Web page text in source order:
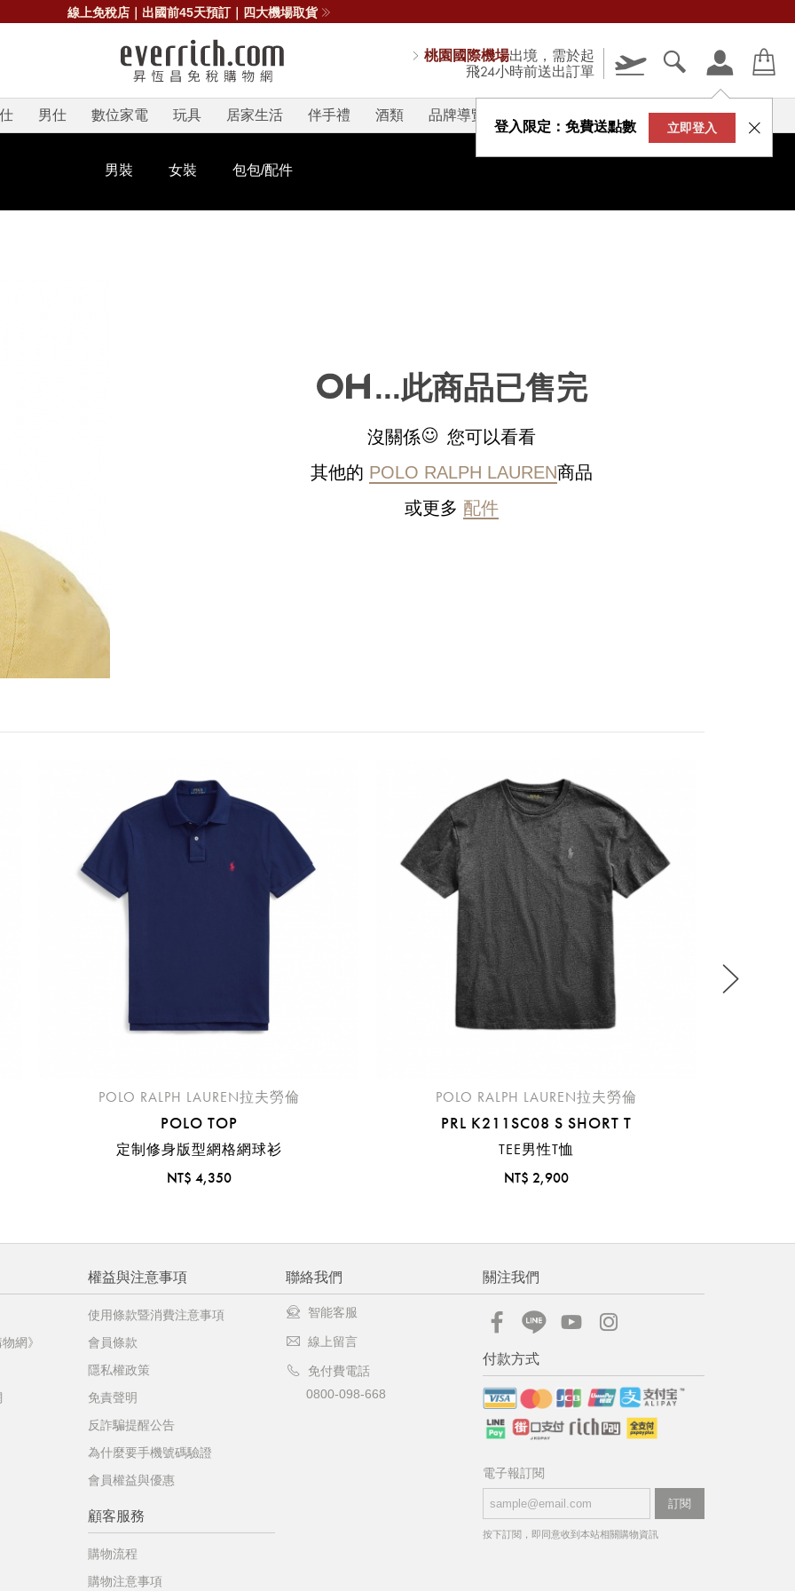
線上免稅店｜出國前45天預訂｜四大機場取貨
桃園國際機場出境，需於起
飛24小時前送出訂單
登入限定：免費送點數 立即登入
男仕 數位家電 玩具 居家生活 伴手禮 酒類 品牌導覽 V-STORY
男裝 女裝 包包/配件
桃園國際機場(TPE)
臺北松山機場(TSA)
臺中國際機場(RMQ)
高雄國際機場(KHH)
...此商品已售完
沒關係
您可以看看
其他的 POLO RALPH LAUREN商品
或更多 配件
POLO RALPH LAUREN拉夫勞倫
POLO TOP
定制修身版型網格網球衫
NT$ 4,350
POLO RALPH LAUREN拉夫勞倫
PRL K211SC08 S SHORT T
TEE男性T恤
NT$ 2,900
網》
權益與注意事項
使用條款暨消費注意事項
會員條款
隱私權政策
免責聲明
反詐騙提醒公告
為什麼要手機號碼驗證
會員權益與優惠
顧客服務
購物流程
購物注意事項
聯絡我們
智能客服
線上留言
免付費電話
0800-098-668
關注我們
付款方式
電子報訂閱
訂閱
按下訂閱，即同意收到本站相關購物資訊